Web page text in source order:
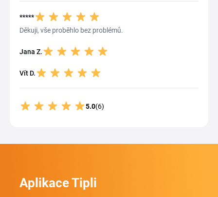
*****
Děkuji, vše proběhlo bez problémů.
Jana Z.
Vít D.
5.0(6)
Aplikace Tipli